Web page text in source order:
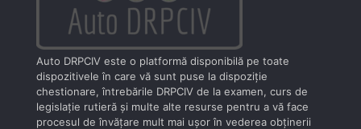
Auto DRPCIV este o platformă disponibilă pe toate
dispozitivele în care vă sunt puse la dispoziţie
chestionare, întrebările DRPCIV de la examen, curs de
legislaţie rutieră şi multe alte resurse pentru a vă face
procesul de învăţare mult mai uşor în vederea obţinerii